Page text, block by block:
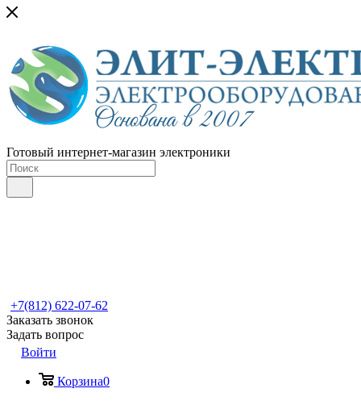
Готовый интернет-магазин электроники
+7(812) 622-07-62
Заказать звонок
Задать вопрос
Войти
Корзина0